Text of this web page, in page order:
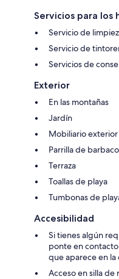
Servicios para los
Servicio de
Servicio de
Servicios de
Exterior
En las montañas
Jardín
Mobiliario exterior
Parrilla de
Terraza
Toallas de playa
Tumbonas de
Accesibilidad
Si tienes algún
ponte en
que aparece en
Acceso en silla de